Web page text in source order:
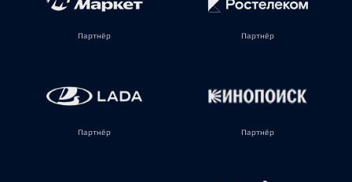
Партнёр Партнёр
Партнёр Партнёр